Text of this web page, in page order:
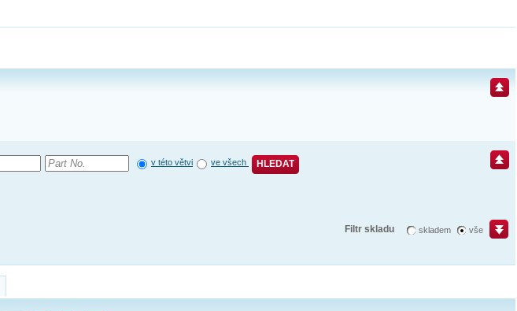
v této větvi ve všech HLEDAT
Filtr skladu skladem vše